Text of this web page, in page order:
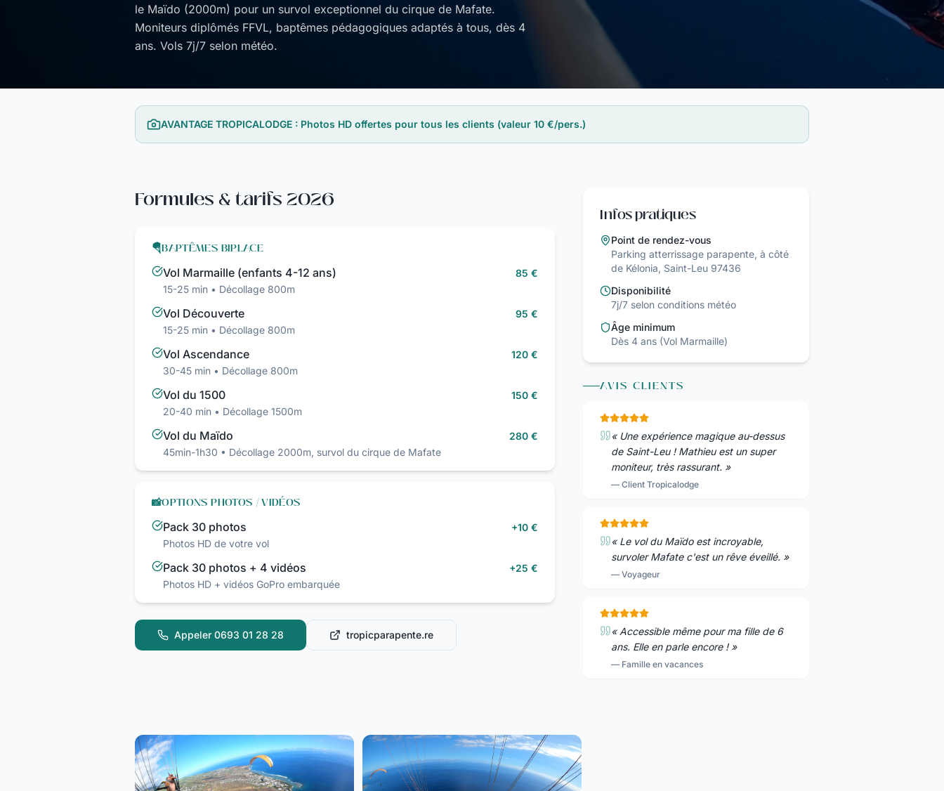
le Maïdo (2000m) pour un survol exceptionnel du cirque de Mafate.
Moniteurs diplômés FFVL, baptêmes pédagogiques adaptés à tous, dès 4
ans. Vols 7j/7 selon météo.
AVANTAGE TROPICALODGE : Photos HD offertes pour tous les clients (valeur 10 €/pers.)
Formules & tarifs 2026
🪂BAPTÊMES BIPLACE
Vol Marmaille (enfants 4-12 ans)
85 €
15-25 min • Décollage 800m
Vol Découverte
95 €
15-25 min • Décollage 800m
Vol Ascendance
120 €
30-45 min • Décollage 800m
Vol du 1500
150 €
20-40 min • Décollage 1500m
Vol du Maïdo
280 €
45min-1h30 • Décollage 2000m, survol du cirque de Mafate
📸OPTIONS PHOTOS / VIDÉOS
Pack 30 photos
+10 €
Photos HD de votre vol
Pack 30 photos + 4 vidéos
+25 €
Photos HD + vidéos GoPro embarquée
Appeler 0693 01 28 28 tropicparapente.re
Infos pratiques
Point de rendez-vous
Parking atterrissage parapente, à côté
de Kélonia, Saint-Leu 97436
Disponibilité
7j/7 selon conditions météo
Âge minimum
Dès 4 ans (Vol Marmaille)
AVIS CLIENTS
« Une expérience magique au-dessus
de Saint-Leu ! Mathieu est un super
moniteur, très rassurant. »
— Client Tropicalodge
« Le vol du Maïdo est incroyable,
survoler Mafate c'est un rêve éveillé. »
— Voyageur
« Accessible même pour ma fille de 6
ans. Elle en parle encore !»
— Famille en vacances